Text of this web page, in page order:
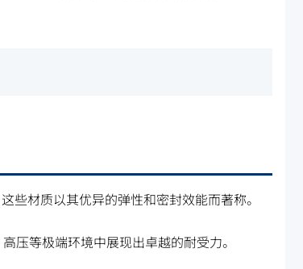
些材质以其优异的弹性和密封效能而著称。
压等极端环境中展现出卓越的耐受力。